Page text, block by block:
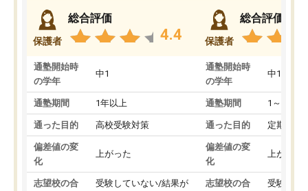
保護者
総合評価
4.4
通塾開始時
の学年
中1
通塾期間 1年以上
通った目的 高校受験対策
偏差値の変
化
上がった
志望校の合
受験していない/結果が
保護者
総合評価
通塾開始時
の学年
中1
通塾期間 1～3ヵ月
通った目的 定期テス
偏差値の変
化
上がった
志望校の合
受験して